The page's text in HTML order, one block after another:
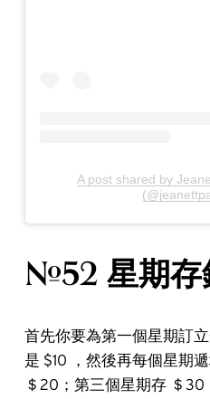
A post shared by
#52 星期存
首先你要為第一個星期訂
是 $10 ，然後再每個星期
＄20；第三個星期存 ＄